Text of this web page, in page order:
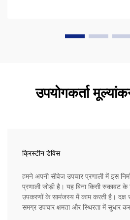
उपयोगकर्ता
क्रिस्टीन डेविस
हमने अपनी सीवेज उपचार प्रणाली में इस
प्रणाली जोड़ी है। यह बिना किसी रुकावट
उपकरणों के सामंजस्य में काम करती है। दक्ष
समग्र उपचार क्षमता और स्थिरता में सुधार